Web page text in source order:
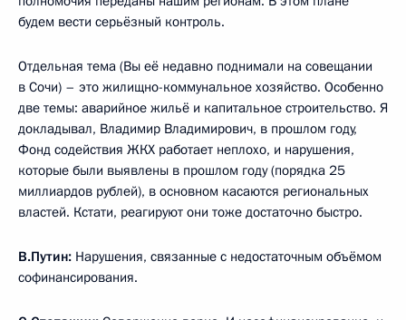
будем вести серьёзный контроль.
Отдельная тема (Вы её недавно поднимали на совещании
в Сочи) – это жилищно-коммунальное хозяйство. Особенно
две темы: аварийное жильё и капитальное строительство. Я
докладывал, Владимир Владимирович, в прошлом году,
Фонд содействия ЖКХ работает неплохо, и нарушения,
которые были выявлены в прошлом году (порядка 25
миллиардов рублей), в основном касаются региональных
властей. Кстати, реагируют они тоже достаточно быстро.
В.Путин: Нарушения, связанные с недостаточным объёмом
софинансирования.